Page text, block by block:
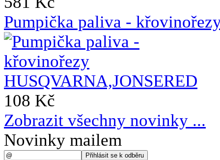
Pumpička paliva -
108 Kč
Zobrazit všechny novinky ...
Novinky mailem